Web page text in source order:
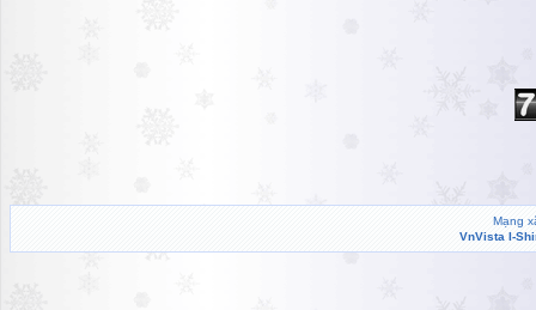
Mạng
VnVista I-